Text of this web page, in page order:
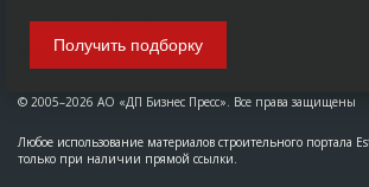
© 2005–2026 АО «ДП Бизнес Пресс». Все права защищены
Любое использование материалов строительного портала
только при наличии прямой ссылки.
Получить подборку